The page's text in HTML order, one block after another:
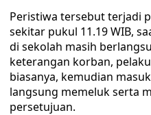
Peristiwa tersebut terjadi
sekitar pukul 11.19 WIB,
di sekolah masih
keterangan korban,
biasanya, kemudian
langsung memeluk serta
persetujuan.